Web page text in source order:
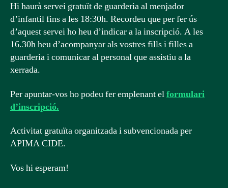
Hi haurà servei gratuït de guarderia al menjador
d’infantil fins a les 18:30h. Recordeu que per fer ús
d’aquest servei ho heu d’indicar a la inscripció. A les
16.30h heu d’acompanyar als vostres fills i filles a
guarderia i comunicar al personal que assistiu a la
xerrada.
Per apuntar-vos ho podeu fer emplenant elformulari
d’inscripció.
Activitat gratuïta organitzada i subvencionada per
APIMA CIDE.
Vos hi esperam!